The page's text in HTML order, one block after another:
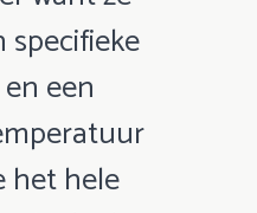
specifieke
een
het hele